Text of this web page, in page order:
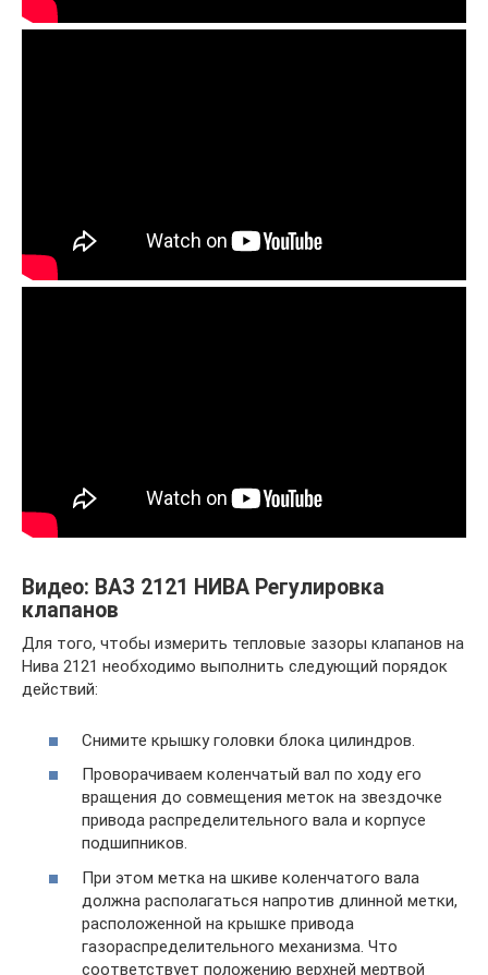
Видео: ВАЗ 2121 НИВА Регулировка
клапанов
Для того, чтобы измерить тепловые зазоры клапанов на
Нива 2121 необходимо выполнить следующий порядок
действий:
Снимите крышку головки блока цилиндров.
Проворачиваем коленчатый вал по ходу его
вращения до совмещения меток на звездочке
привода распределительного вала и корпусе
подшипников.
При этом метка на шкиве коленчатого вала
должна располагаться напротив длинной метки,
расположенной на крышке привода
газораспределительного механизма. Что
соответствует положению верхней мертвой